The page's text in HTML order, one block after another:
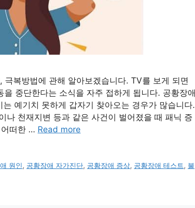
복방법에 관해 알아보겠습니다. TV를 보게 되면
중단한다는 소식을 자주 접하게 됩니다. 공황장애
예기치 못하게 갑자기 찾아오는 경우가 많습니다.
나 천재지변 등과 같은 사건이 벌어졌을 때 패닉 증
어떠한 … Read more
원인, 공황장애 자가진단, 공황장애 증상, 공황장애 테스트, 불